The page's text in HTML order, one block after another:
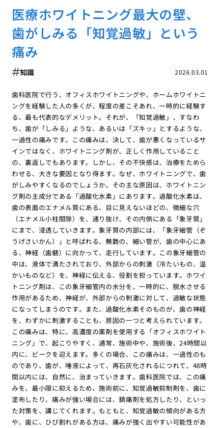
医療ホワイトニング最大の壁、
歯がしみる「知覚過敏」という
痛み
2026.03.01
知識
歯科医院で行う、オフィスホワイトニングや、ホームホワイトニ
ングを経験した人の多くが、程度の差こそあれ、一時的に経験す
る、最も代表的なデメリット。それが、「知覚過敏」、すなわ
ち、歯が「しみる」ような、あるいは「ズキッ」とするような、
一過性の痛みです。この痛みは、決して、歯が悪くなっているサ
インではなく、ホワイトニング剤が、正しく作用していること
の、裏返しでもあります。しかし、その不快感は、治療をためら
わせる、大きな要因となり得ます。なぜ、ホワイトニングで、歯
がしみやすくなるのでしょうか。その主な原因は、ホワイトニン
グ剤の主成分である「過酸化水素」にあります。過酸化水素は、
歯の表面のエナメル質にある、目に見えないほどの、微細な穴
（エナメル小柱間隙）を、通り抜け、その内側にある「象牙質」
にまで、浸透していきます。象牙質の内部には、「象牙細管（ぞ
うげさいかん）」と呼ばれる、無数の、細い管が、歯の中心にあ
る、神経（歯髄）に向かって、走行しています。この象牙細管の
中は、液体で満たされており、外部からの刺激（冷たいもの、温
かいものなど）を、神経に伝える、役割を担っています。ホワイ
トニング剤は、この象牙細管内の水分を、一時的に、脱水させる
作用があるため、神経が、外部からの刺激に対して、過敏な状態
になってしまうのです。また、過酸化水素そのものが、歯の神経
を、わずかに刺激することも、原因の一つと考えられています。
この痛みは、特に、高濃度の薬剤を使用する「オフィスホワイト
ニング」で、起こりやすく、通常、施術中や、施術後、24時間以
内に、ピークを迎えます。多くの場合、この痛みは、一過性のも
のであり、歯が、唾液によって、再石灰化されるにつれて、48時
間以内には、自然に、治まっていきます。歯科医院では、この痛
みを、最小限に抑えるため、施術前に、知覚過敏抑制剤を、歯に
塗布したり、痛みが強い場合には、鎮痛剤を処方したり、といっ
た対策を、講じてくれます。もともと、知覚過敏の傾向がある方
や、歯に、ひび割れがある方は、痛みが強く出やすい可能性があ